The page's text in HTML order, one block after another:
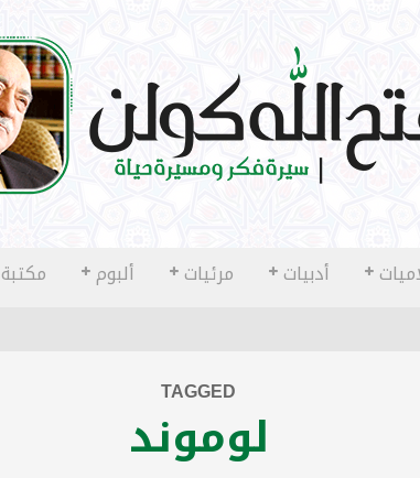
أدبيات مرئيات ألبوم مكتبة
TAGGED
لوموند